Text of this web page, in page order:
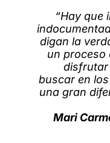
“Hay que
digan la
un proceso
disfrutar
buscar en los
una gran
Mari